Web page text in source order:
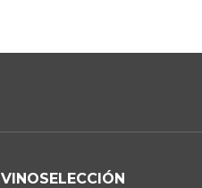
VINOSELECCIÓN